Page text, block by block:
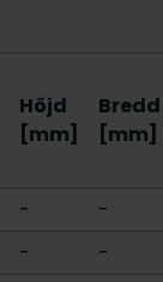
Höjd
[mm]
Bredd
[mm]
-
-
- -